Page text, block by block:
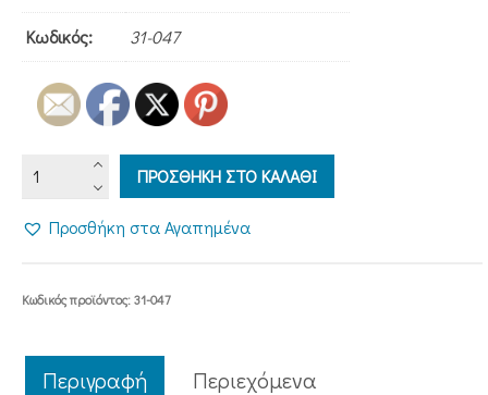
Κωδικός: 31-047
ΑΝΘΟΛΟΓΙΑ
ΔΙΗΓΗΣΕΩΝ
ποσότητα
ΠΡΟΣΘΗΚΗ ΣΤΟ ΚΑΛΑΘΙ
Προσθήκη στα Αγαπημένα
Κωδικός προϊόντος:31-047
Περιγραφή
Περιεχόμενα